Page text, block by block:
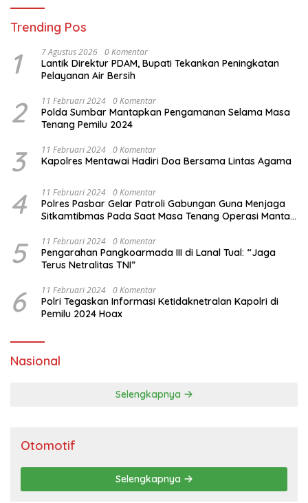
Trending Pos
1 7 Agustus 2026 0 Komentar
Lantik Direktur PDAM, Bupati Tekankan Peningkatan
Pelayanan Air Bersih
2 11 Februari 2024 0 Komentar
Polda Sumbar Mantapkan Pengamanan Selama Masa
Tenang Pemilu 2024
3 11 Februari 2024 0 Komentar
Kapolres Mentawai Hadiri Doa Bersama Lintas Agama
4 11 Februari 2024 0 Komentar
Polres Pasbar Gelar Patroli Gabungan Guna Menjaga
Sitkamtibmas Pada Saat Masa Tenang Operasi Mantap
5 11 Februari 2024 0 Komentar
Pengarahan Pangkoarmada III di Lanal Tual: “Jaga
Terus Netralitas TNI”
6 11 Februari 2024 0 Komentar
Polri Tegaskan Informasi Ketidaknetralan Kapolri di
Pemilu 2024 Hoax
Nasional
Selengkapnya
Otomotif
Selengkapnya